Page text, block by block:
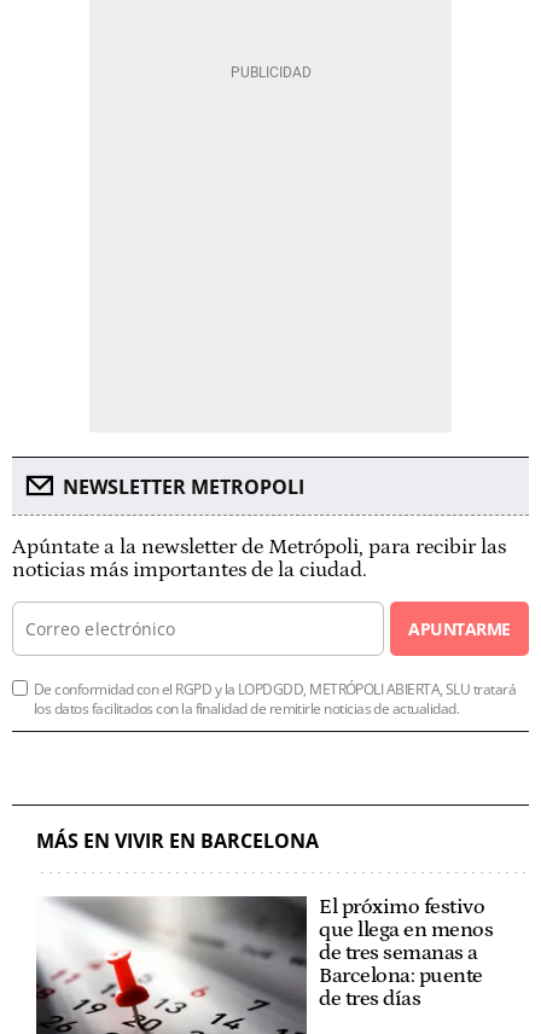
NEWSLETTER METROPOLI
Apúntate a la newsletter de Metrópoli, para recibir las
noticias más importantes de la ciudad.
APUNTARME
De conformidad con el RGPD y la LOPDGDD, METRÓPOLI ABIERTA, SLU tratará
los datos facilitados con la finalidad de remitirle noticias de actualidad.
MÁS EN VIVIR EN BARCELONA
El próximo festivo
que llega en menos
de tres semanas a
Barcelona: puente
de tres días